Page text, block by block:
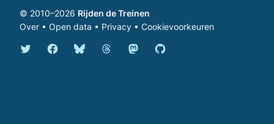
© 2010–2026 Rijden de Treinen
Over • Open data • Privacy • Cookievoorkeuren